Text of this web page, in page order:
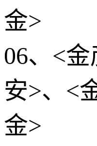
金>
06、<
安>、<
金>